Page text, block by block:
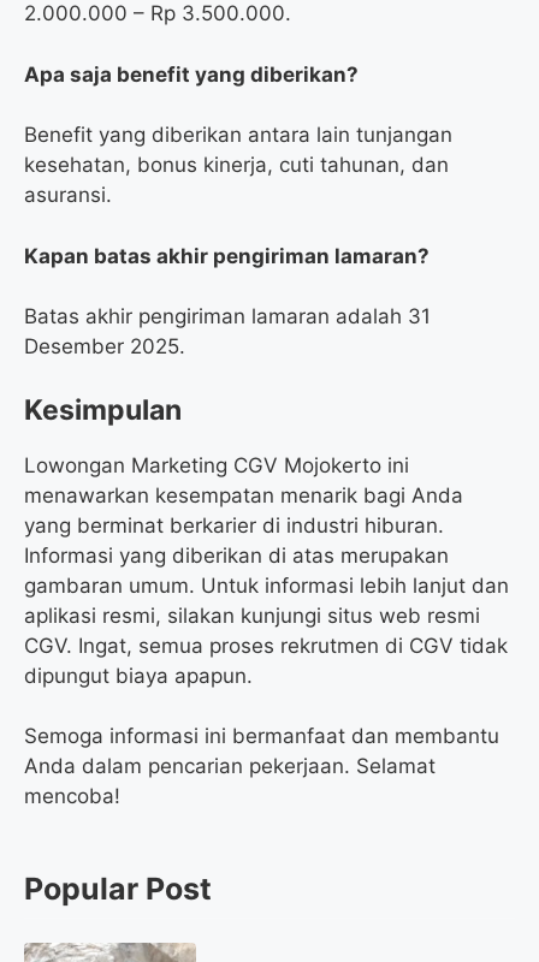
2.000.000 – Rp 3.500.000.
Apa saja benefit yang diberikan?
Benefit yang diberikan antara lain tunjangan
kesehatan, bonus kinerja, cuti tahunan, dan
asuransi.
Kapan batas akhir pengiriman lamaran?
Batas akhir pengiriman lamaran adalah 31
Desember 2025.
Kesimpulan
Lowongan Marketing CGV Mojokerto ini
menawarkan kesempatan menarik bagi Anda
yang berminat berkarier di industri hiburan.
Informasi yang diberikan di atas merupakan
gambaran umum. Untuk informasi lebih lanjut dan
aplikasi resmi, silakan kunjungi situs web resmi
CGV. Ingat, semua proses rekrutmen di CGV tidak
dipungut biaya apapun.
Semoga informasi ini bermanfaat dan membantu
Anda dalam pencarian pekerjaan. Selamat
mencoba!
Popular Post